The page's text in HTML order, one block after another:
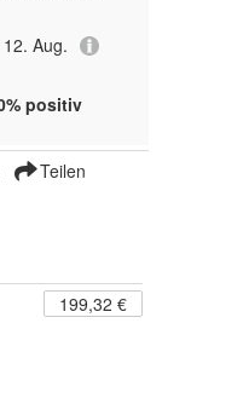
Aug.
positiv
Teilen
199,32 €